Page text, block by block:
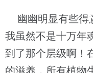
幽幽明显有些得
我虽然不是十万年
到了那个层级啊！
的滋养，所有植物